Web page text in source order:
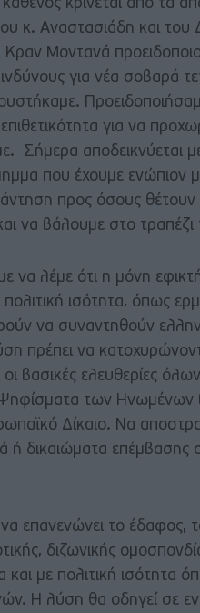
καθενός κρίνεται από τα
κ. Αναστασιάδη και
Κραν Μοντανά
για νέα σοβαρά
για να
Σήμερα αποδεικνύεται
που έχουμε ενώπιον
προς όσους
να βάλουμε στο τραπέζι
να λέμε ότι η μόνη
ισότητα, όπως
να συναντηθούν
πρέπει να
οι βασικές ελευθερίες
Ψηφίσματα των
Δίκαιο. Να
ή δικαιώματα
επανενώνει το έδαφος,
διζωνικής
και με πολιτική ισότητα
Η λύση θα οδηγεί σε